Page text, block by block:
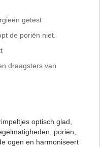
getest
de poriën niet.
draagsters van
optisch glad,
poriën,
ogen en harmoniseert